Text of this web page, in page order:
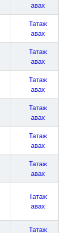
авах
Татаж
авах
Татаж
авах
Татаж
авах
Татаж
авах
Татаж
авах
Татаж
авах
Татаж
авах
Татаж